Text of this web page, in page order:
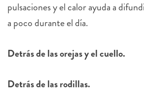
pulsaciones y el calor ayuda a
a poco durante el día.
Detrás de las orejas y el cuello.
Detrás de las rodillas.